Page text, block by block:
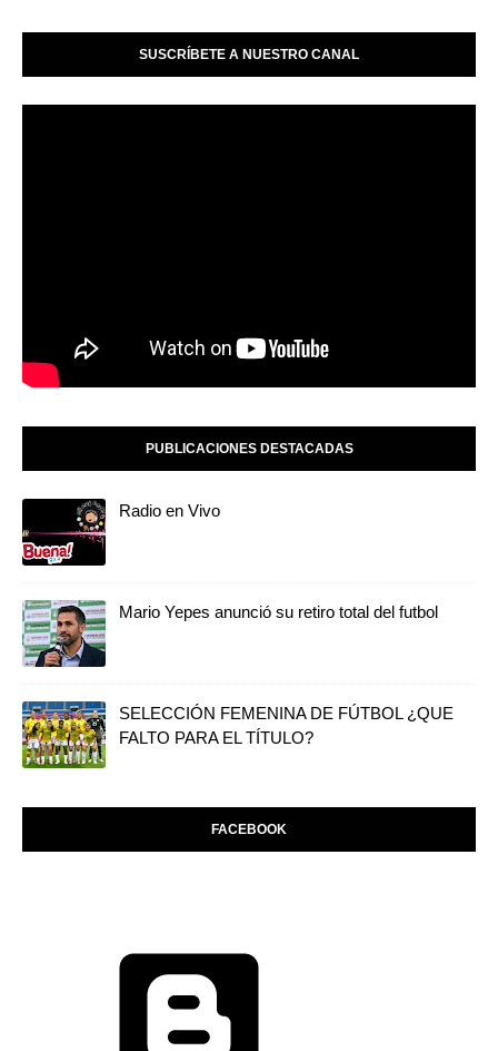
SUSCRÍBETE A NUESTRO CANAL
PUBLICACIONES DESTACADAS
Radio en Vivo
Mario Yepes anunció su retiro total del futbol
SELECCIÓN FEMENINA DE FÚTBOL ¿QUE
FALTO PARA EL TÍTULO?
FACEBOOK